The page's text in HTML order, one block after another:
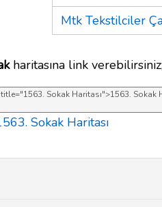
Mtk Tekstilciler
haritasına link
Sokak Haritası